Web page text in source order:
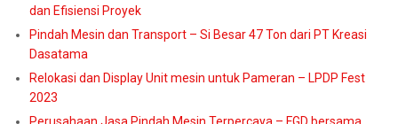
dan Efisiensi Proyek
Pindah Mesin dan Transport – Si Besar 47 Ton dari PT Kreasi
Dasatama
Relokasi dan Display Unit mesin untuk Pameran – LPDP Fest
2023